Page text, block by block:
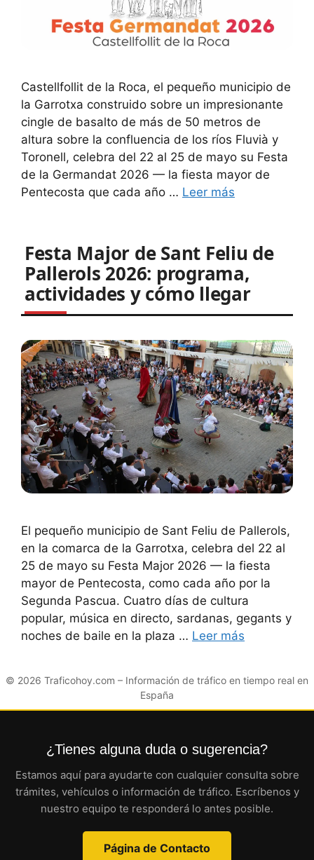
Castellfollit de la Roca, el pequeño municipio de
la Garrotxa construido sobre un impresionante
cingle de basalto de más de 50 metros de
altura sobre la confluencia de los ríos Fluvià y
Toronell, celebra del 22 al 25 de mayo su Festa
de la Germandat 2026 — la fiesta mayor de
Pentecosta que cada año … Leer más
Festa Major de Sant Feliu de
Pallerols 2026: programa,
actividades y cómo llegar
El pequeño municipio de Sant Feliu de Pallerols,
en la comarca de la Garrotxa, celebra del 22 al
25 de mayo su Festa Major 2026 — la fiesta
mayor de Pentecosta, como cada año por la
Segunda Pascua. Cuatro días de cultura
popular, música en directo, sardanas, gegants y
noches de baile en la plaza … Leer más
© 2026 Traficohoy.com – Información de tráfico en tiempo real en
España
¿Tienes alguna duda o sugerencia?
Estamos aquí para ayudarte con cualquier consulta sobre
trámites, vehículos o información de tráfico. Escríbenos y
nuestro equipo te responderá lo antes posible.
Página de Contacto